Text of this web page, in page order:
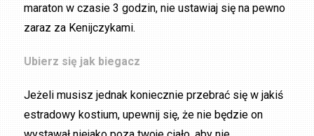
maraton w czasie 3 godzin, nie ustawiaj się na pewno
zaraz za Kenijczykami.
Ubierz się jak biegacz
Jeżeli musisz jednak koniecznie przebrać się w jakiś
estradowy kostium, upewnij się, że nie będzie on